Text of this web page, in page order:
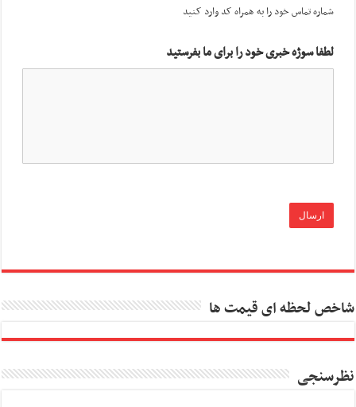
شماره تماس خود را به همراه کد وارد کنید
لطفا سوژه خبری خود را برای ما بفرستید
شاخص لحظه ای قیمت ها
نظرسنجی